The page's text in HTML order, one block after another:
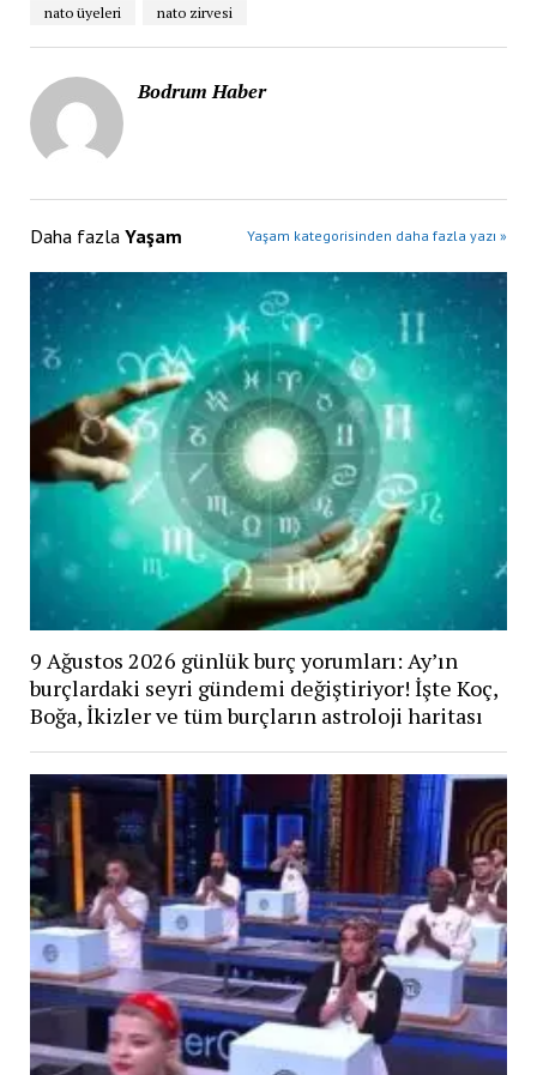
nato üyeleri
nato zirvesi
Bodrum Haber
Daha fazla Yaşam Yaşam kategorisinden daha fazla yazı »
9 Ağustos 2026 günlük burç yorumları: Ay’ın
burçlardaki seyri gündemi değiştiriyor! İşte Koç,
Boğa, İkizler ve tüm burçların astroloji haritası